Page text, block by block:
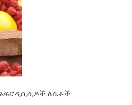
ለሴቶች